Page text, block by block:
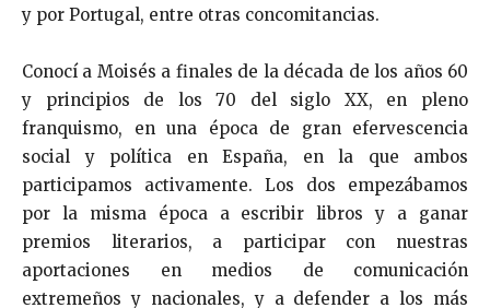
y por Portugal, entre otras concomitancias.
Conocí a Moisés a finales de la década de los años 60
y principios de los 70 del siglo XX, en pleno
franquismo, en una época de gran efervescencia
social y política en España, en la que ambos
participamos activamente. Los dos empezábamos
por la misma época a escribir libros y a ganar
premios literarios, a participar con nuestras
aportaciones en medios de comunicación
extremeños y nacionales, y a defender a los más